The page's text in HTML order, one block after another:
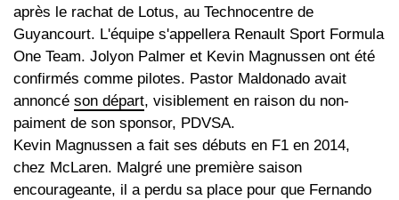
après le rachat de Lotus, au Technocentre de
Guyancourt. L'équipe s'appellera Renault Sport Formula
One Team. Jolyon Palmer et Kevin Magnussen ont été
confirmés comme pilotes. Pastor Maldonado avait
annoncé son départ, visiblement en raison du non-
paiment de son sponsor, PDVSA.
Kevin Magnussen a fait ses débuts en F1 en 2014,
chez McLaren. Malgré une première saison
encourageante, il a perdu sa place pour que Fernando